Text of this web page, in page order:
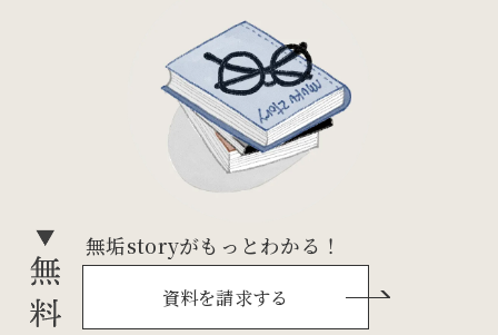
無垢storyがもっとわかる！
資料を請求する